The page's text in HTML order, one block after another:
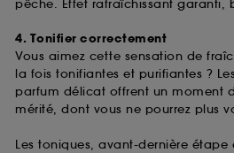
pêche. Effet rafraîchissant garanti,
4. Tonifier correctement
Vous aimez cette sensation de
la fois tonifiantes et purifiantes ?
parfum délicat offrent un moment
mérité, dont vous ne pourrez plus
Les toniques, avant-dernière